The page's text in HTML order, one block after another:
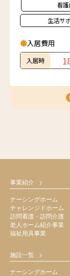
看
生活サ
●入居費用
入居時
事業紹介
ナーシングホーム
チャレンジドホーム
訪問看護・訪問介護
老人ホーム紹介事業
福祉用具事業
施設一覧
ナーシングホーム